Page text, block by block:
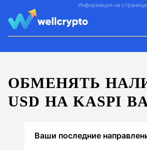
Информация на
ОБМЕНЯТЬ
USD НА KASPI
Ваши последние